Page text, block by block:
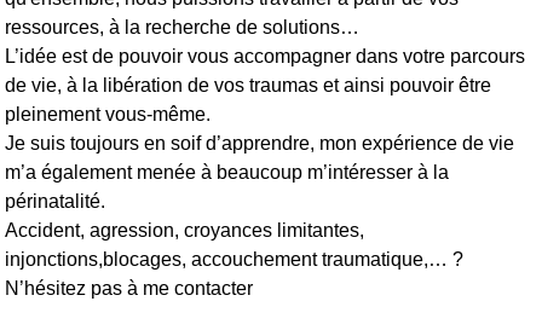
ressources, à la recherche de solutions…
L’idée est de pouvoir vous accompagner dans votre parcours
de vie, à la libération de vos traumas et ainsi pouvoir être
pleinement vous-même.
Je suis toujours en soif d’apprendre, mon expérience de vie
m’a également menée à beaucoup m’intéresser à la
périnatalité.
Accident, agression, croyances limitantes,
injonctions,blocages, accouchement traumatique,… ?
N’hésitez pas à me contacter